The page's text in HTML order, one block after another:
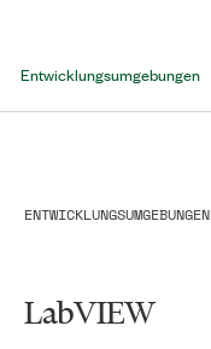
Entwicklungsumgebungen
ENTWICKLUNGSUMGEBUNGEN
LabVIEW